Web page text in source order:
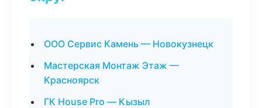
ООО Сервис Камень — Новокузнецк
Мастерская Монтаж Этаж —
Красноярск
ГК House Pro — Кызыл